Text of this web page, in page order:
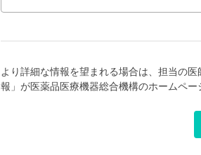
より詳細な情報を望まれる場合は、担当の
報」が医薬品医療機器総合機構のホームペー